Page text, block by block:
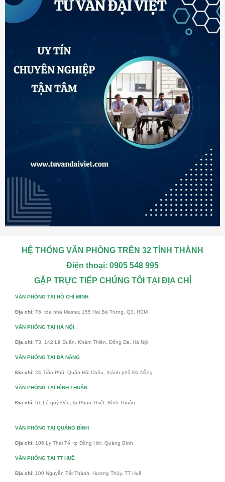
HỆ THỐNG VĂN PHÒNG TRÊN 32 TỈNH THÀNH
Điện thoại: 0905 548 995
GẶP TRỰC TIẾP CHÚNG TÔI TẠI ĐỊA CHỈ
VĂN PHÒNG TẠI HỒ CHÍ MINH
Địa chỉ: T6, tòa nhà Master, 155 Hai Bà Trưng, Q3, HCM
VĂN PHÒNG TẠI HÀ NỘI
Địa chỉ: T3, 142 Lê Duẩn, Khâm Thiên, Đống Đa, Hà Nội
VĂN PHÒNG TẠI ĐÀ NẴNG
Địa chỉ: 24 Trần Phú, Quận Hải Châu, thành phố Đà Nẵng
VĂN PHÒNG TẠI BÌNH THUÂN
Địa chỉ: 51 Lê quý Đôn, tp Phan Thiết, Bình Thuận
VĂN PHÒNG TẠI QUẢNG BÌNH
Địa chỉ: 106 Lý Thái Tổ, tp Đồng Hới, Quảng Bình
VĂN PHÒNG TẠI TT HUẾ
Địa chỉ: 100 Nguyễn Tất Thành, Hương Thủy, TT Huế